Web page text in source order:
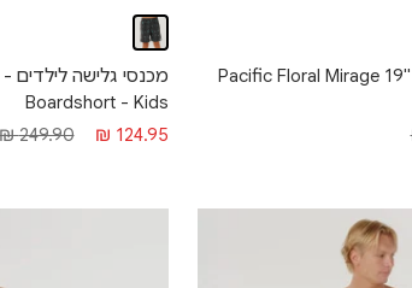
מכנסי גלישה לילדים - Pacific Floral Mirage 19"
Boardshort - Kids
מחיר מבצע
124.95 ₪ מחיר רגיל
249.90 ₪